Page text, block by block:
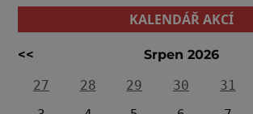
KALENDÁŘ AKCÍ
<< Srpen 2026
27
28 29 30 31